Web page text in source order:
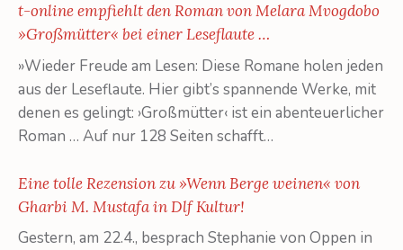
t-online empfiehlt den Roman von Melara Mvogdobo
»Großmütter« bei einer Leseflaute …
»Wieder Freude am Lesen: Diese Romane holen jeden
aus der Leseflaute. Hier gibt’s spannende Werke, mit
denen es gelingt: ›Großmütter‹ ist ein abenteuerlicher
Roman … Auf nur 128 Seiten schafft…
Eine tolle Rezension zu »Wenn Berge weinen« von
Gharbi M. Mustafa in Dlf Kultur!
Gestern, am 22.4., besprach Stephanie von Oppen in